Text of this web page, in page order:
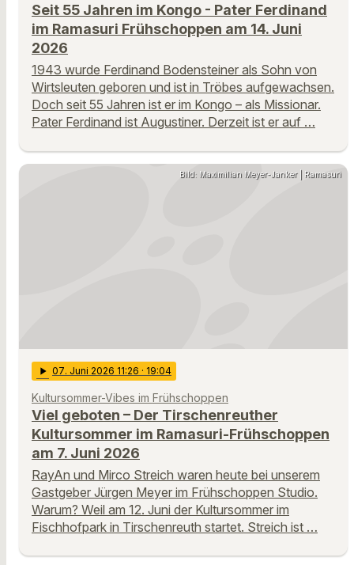
Seit 55 Jahren im Kongo - Pater Ferdinand
im Ramasuri Frühschoppen am 14. Juni
2026
1943 wurde Ferdinand Bodensteiner als Sohn von
Wirtsleuten geboren und ist in Tröbes aufgewachsen.
Doch seit 55 Jahren ist er im Kongo – als Missionar.
Pater Ferdinand ist Augustiner. Derzeit ist er auf …
Bild: Maximilian Meyer-Janker | Ramasuri
play_arrow 07. Juni 2026 11:26 · 19:04
Kultursommer-Vibes im Frühschoppen
Viel geboten – Der Tirschenreuther
Kultursommer im Ramasuri-Frühschoppen
am 7. Juni 2026
RayAn und Mirco Streich waren heute bei unserem
Gastgeber Jürgen Meyer im Frühschoppen Studio.
Warum? Weil am 12. Juni der Kultursommer im
Fischhofpark in Tirschenreuth startet. Streich ist …